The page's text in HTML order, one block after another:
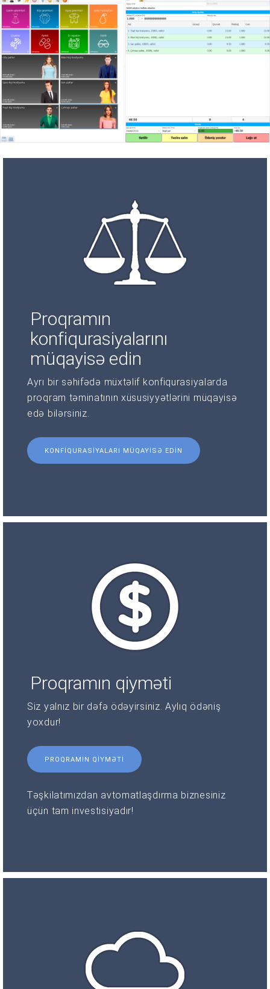
Proqramın
konfiqurasiyalarını
müqayisə edin
Ayrı bir səhifədə müxtəlif konfiqurasiyalarda
proqram təminatının xüsusiyyətlərini müqayisə
edə bilərsiniz.
KONFIQURASIYALARI MÜQAYISƏ EDIN
Proqramın qiyməti
Siz yalnız bir dəfə ödəyirsiniz. Aylıq ödəniş
yoxdur!
PROQRAMIN QIYMƏTI
Təşkilatımızdan avtomatlaşdırma biznesiniz
üçün tam investisiyadır!